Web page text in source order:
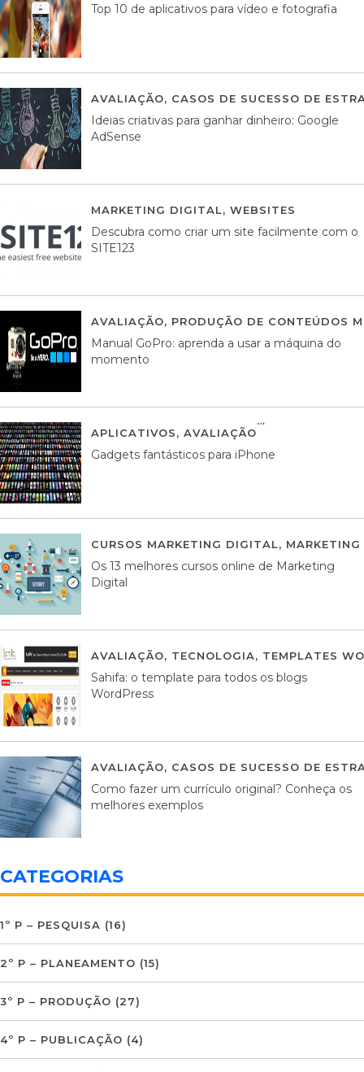
Top 10 de aplicativos para vídeo e fotografia
AVALIAÇÃO, CASOS DE SUCESSO DE
Ideias criativas para ganhar dinheiro: Google
AdSense
MARKETING DIGITAL, WEBSITES
Descubra como criar um site facilmente com o
SITE123
AVALIAÇÃO, PRODUÇÃO DE CONTEÚDOS
Manual GoPro: aprenda a usar a máquina do
momento
APLICATIVOS, AVALIAÇÃO
Gadgets fantásticos para iPhone
CURSOS MARKETING DIGITAL,
Os 13 melhores cursos online de Marketing
Digital
AVALIAÇÃO, TECNOLOGIA, TEMPLATES
Sahifa: o template para todos os blogs
WordPress
AVALIAÇÃO, CASOS DE SUCESSO DE
Como fazer um currículo original? Conheça os
melhores exemplos
CATEGORIAS
1º P – PESQUISA (16)
2º P – PLANEAMENTO (15)
3º P – PRODUÇÃO (27)
4º P – PUBLICAÇÃO (4)